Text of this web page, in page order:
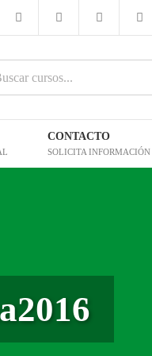
CONTACTO
SOLICITA INFORMACIÓN